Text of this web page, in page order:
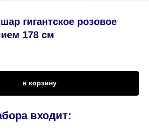
гигантское розовое
178 см
в корзину
входит: